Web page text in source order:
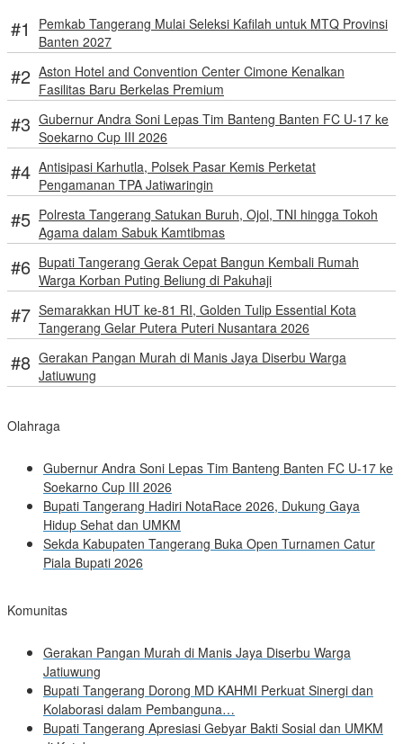
Pemkab Tangerang Mulai Seleksi Kafilah untuk MTQ Provinsi
Banten 2027
Aston Hotel and Convention Center Cimone Kenalkan
Fasilitas Baru Berkelas Premium
Gubernur Andra Soni Lepas Tim Banteng Banten FC U-17 ke
Soekarno Cup III 2026
Antisipasi Karhutla, Polsek Pasar Kemis Perketat
Pengamanan TPA Jatiwaringin
Polresta Tangerang Satukan Buruh, Ojol, TNI hingga Tokoh
Agama dalam Sabuk Kamtibmas
Bupati Tangerang Gerak Cepat Bangun Kembali Rumah
Warga Korban Puting Beliung di Pakuhaji
Semarakkan HUT ke-81 RI, Golden Tulip Essential Kota
Tangerang Gelar Putera Puteri Nusantara 2026
Gerakan Pangan Murah di Manis Jaya Diserbu Warga
Jatiuwung
Olahraga
Gubernur Andra Soni Lepas Tim Banteng Banten FC U-17 ke
Soekarno Cup III 2026
Bupati Tangerang Hadiri NotaRace 2026, Dukung Gaya
Hidup Sehat dan UMKM
Sekda Kabupaten Tangerang Buka Open Turnamen Catur
Piala Bupati 2026
Komunitas
Gerakan Pangan Murah di Manis Jaya Diserbu Warga
Jatiuwung
Bupati Tangerang Dorong MD KAHMI Perkuat Sinergi dan
Kolaborasi dalam Pembanguna…
Bupati Tangerang Apresiasi Gebyar Bakti Sosial dan UMKM